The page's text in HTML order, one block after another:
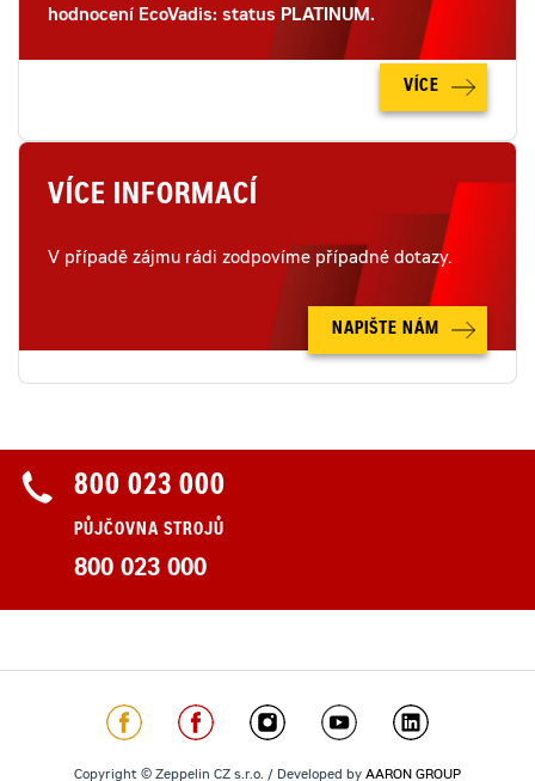
hodnocení EcoVadis: status PLATINUM.
VÍCE
VÍCE INFORMACÍ
V případě zájmu rádi zodpovíme případné dotazy.
NAPIŠTE NÁM
800 023 000
PŮJČOVNA STROJŮ
800 023 000
Copyright © Zeppelin CZ s.r.o. / Developed by AARON GROUP